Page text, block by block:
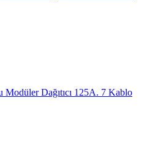
Dağıtıcı 125A. 7 Kablo